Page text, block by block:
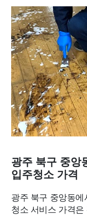
광주 북구 중앙
입주청소 가격
광주 북구 중앙동
청소 서비스 가격